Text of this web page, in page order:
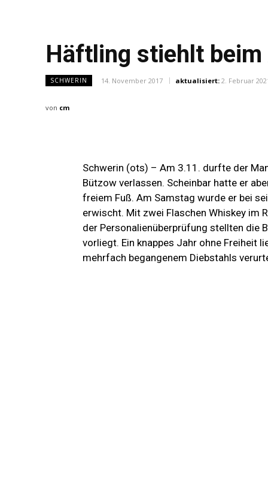
Häftling stiehlt beim
SCHWERIN 14. November 2017 aktualisiert: 2. Februar
von cm
Schwerin (ots) – Am 3.11. durfte der
Bützow verlassen. Scheinbar hatte er
freiem Fuß. Am Samstag wurde er bei
erwischt. Mit zwei Flaschen Whiskey im
der Personalienüberprüfung stellten die
vorliegt. Ein knappes Jahr ohne Freiheit
mehrfach begangenem Diebstahls